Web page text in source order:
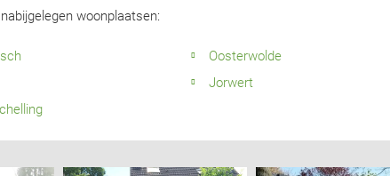
woonplaatsen:
Oosterwolde
Jorwert